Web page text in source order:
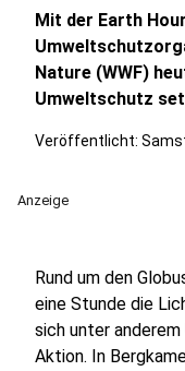
Mit der Earth
Nature (WWF)
Umweltschutz
Veröffentlicht:
Anzeige
Rund um den
eine Stunde die
sich unter anderem
Aktion. In